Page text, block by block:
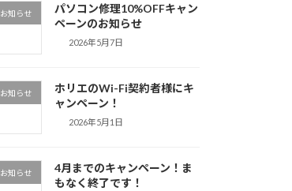
お知らせ
パソコン修理10%OFFキャン
ペーンのお知らせ
2026年5月7日
お知らせ
ホリエのWi-Fi契約者様にキ
ャンペーン！
2026年5月1日
お知らせ
4月までのキャンペーン！ま
もなく終了です！